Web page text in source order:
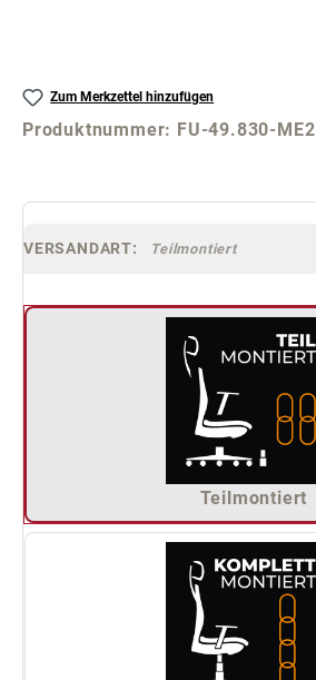
Zum Merkzettel hinzufügen
Produktnummer: FU-49.830-ME2
VERSANDART: Teilmontiert
Teilmontiert